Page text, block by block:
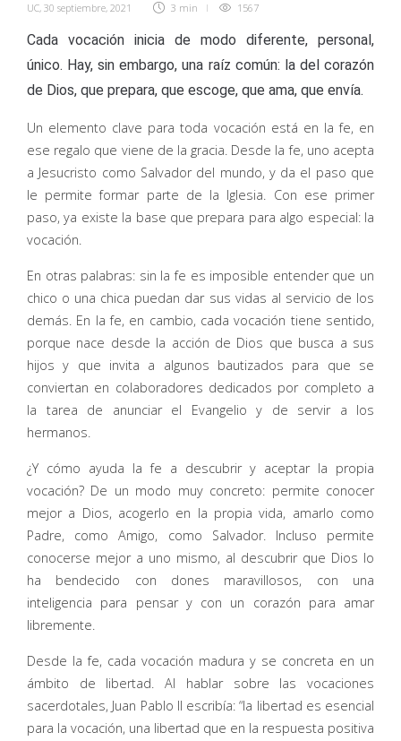
UC, 30 septiembre, 2021 3 min 1567
Cada vocación inicia de modo diferente, personal,
único. Hay, sin embargo, una raíz común: la del corazón
de Dios, que prepara, que escoge, que ama, que envía.
Un elemento clave para toda vocación está en la fe, en
ese regalo que viene de la gracia. Desde la fe, uno acepta
a Jesucristo como Salvador del mundo, y da el paso que
le permite formar parte de la Iglesia. Con ese primer
paso, ya existe la base que prepara para algo especial: la
vocación.
En otras palabras: sin la fe es imposible entender que un
chico o una chica puedan dar sus vidas al servicio de los
demás. En la fe, en cambio, cada vocación tiene sentido,
porque nace desde la acción de Dios que busca a sus
hijos y que invita a algunos bautizados para que se
conviertan en colaboradores dedicados por completo a
la tarea de anunciar el Evangelio y de servir a los
hermanos.
¿Y cómo ayuda la fe a descubrir y aceptar la propia
vocación? De un modo muy concreto: permite conocer
mejor a Dios, acogerlo en la propia vida, amarlo como
Padre, como Amigo, como Salvador. Incluso permite
conocerse mejor a uno mismo, al descubrir que Dios lo
ha bendecido con dones maravillosos, con una
inteligencia para pensar y con un corazón para amar
libremente.
Desde la fe, cada vocación madura y se concreta en un
ámbito de libertad. Al hablar sobre las vocaciones
sacerdotales, Juan Pablo II escribía: “la libertad es esencial
para la vocación, una libertad que en la respuesta positiva